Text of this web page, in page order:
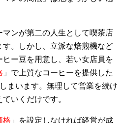
ンが第二の人生として喫茶店
。しかし、立派な焙煎機など
ー豆を用意し、若い女店員を
」で上質なコーヒーを提供した
まいます。無理して営業を続け
いくだけです。
格 」を設定しなければ経営が成